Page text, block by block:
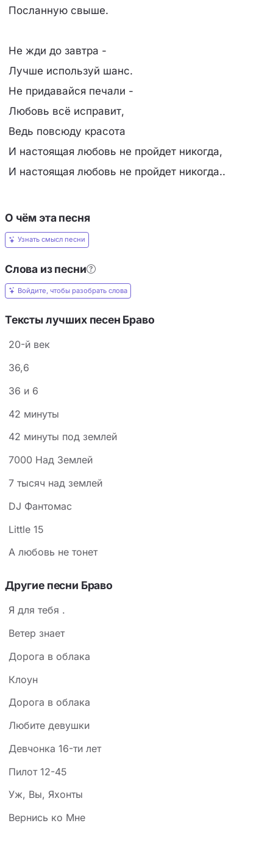
Посланную свыше.
Не жди до завтра -
Лучше используй шанс.
Не придавайся печали -
Любовь всё исправит,
Ведь повсюду красота
И настоящая любовь не пройдет никогда,
И настоящая любовь не пройдет никогда..
О чём эта песня
Узнать смысл песни
Слова из песни
Войдите, чтобы разобрать слова
Тексты лучших песен Браво
20-й век
36,6
36 и 6
42 минуты
42 минуты под землей
7000 Над Землей
7 тысяч над землей
DJ Фантомас
Little 15
А любовь не тонет
Другие песни Браво
Я для тебя .
Ветер знает
Доpога в облака
Клоун
Дорога в облака
Любите девушки
Девчонка 16-ти лет
Пилот 12-45
Уж, Вы, Яхонты
Вернись ко Мне